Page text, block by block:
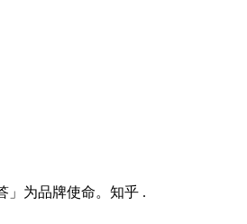
」为品牌使命。知乎 .